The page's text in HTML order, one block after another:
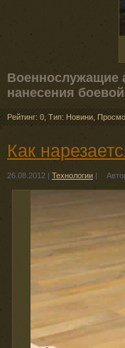
Военнослужащие
нанесения
Рейтинг: 0 Тип: Новини
Как
26.08.2012 | Технологии |